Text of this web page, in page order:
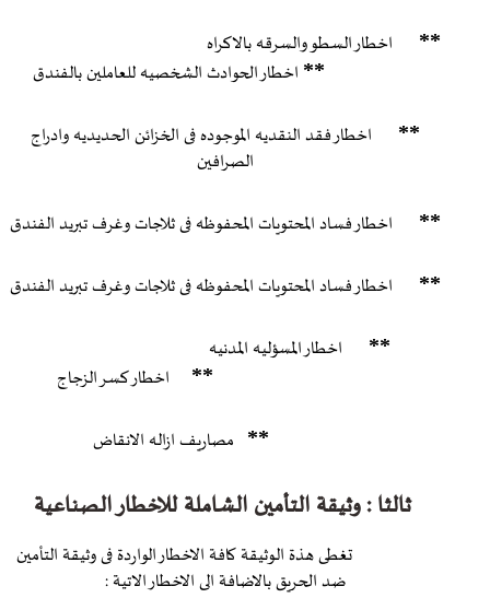
اخطار السطو والسرقه بالاكراه
**اخطار الحوادث الشخصيه للعاملين بالفندق
اخطار فقد النقديه الموجوده فى الخزائن الحديديه وادراج
الصرافين
اخطار فساد المحتويات المحفوظه فى ثلاجات وغرف تبريد الفندق
اخطار فساد المحتويات المحفوظه فى ثلاجات وغرف تبريد الفندق
اخطار المسؤليه المدنيه
اخطار كسر الزجاج
**مصاريف ازاله الانقاض
ثالثا : وثيقة التأمين الشاملة للاخطار الصناعية
تغطى هذة الوثيقة كافة الاخطار الواردة فى وثيقة التأمين
ضد الحريق بالاضافة الى الاخطار الاتية :